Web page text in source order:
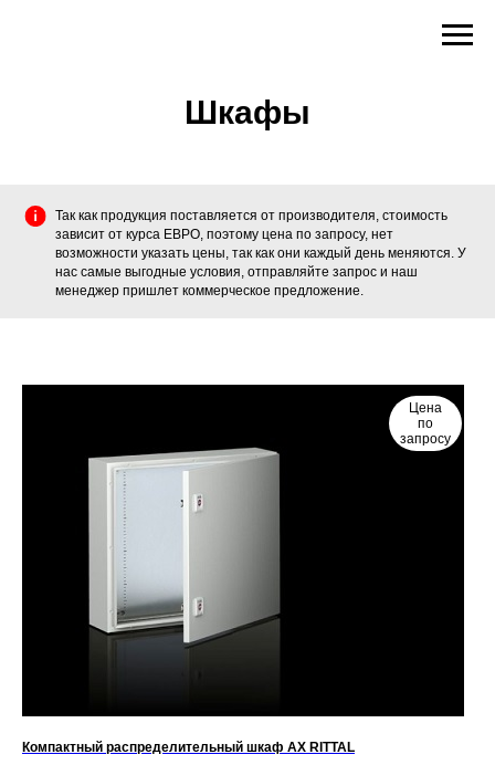
Шкафы
Так как продукция поставляется от производителя, стоимость
зависит от курса ЕВРО, поэтому цена по запросу, нет
возможности указать цены, так как они каждый день меняются. У
нас самые выгодные условия, отправляйте запрос и наш
менеджер пришлет коммерческое предложение.
Цена
по
запросу
Компактный распределительный шкаф AX RITTAL